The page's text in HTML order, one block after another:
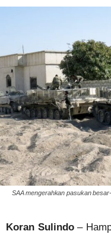
SAA mengerahkan pasukan
Koran Sulindo –